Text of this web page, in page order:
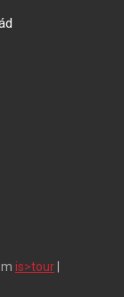
is>tour